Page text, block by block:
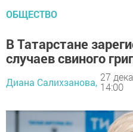
ОБЩЕСТВО
В Татарстане
случаев свиного
Диана Салихзанова, 27
14:00